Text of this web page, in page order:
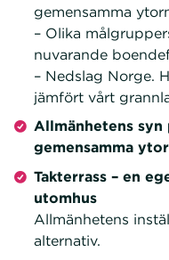
gemensamma
– Olika
nuvarande
– Nedslag Norge.
jämfört vårt
Allmänhetens
gemensamma
Takterrass – en
utomhus
Allmänhetens
alternativ.